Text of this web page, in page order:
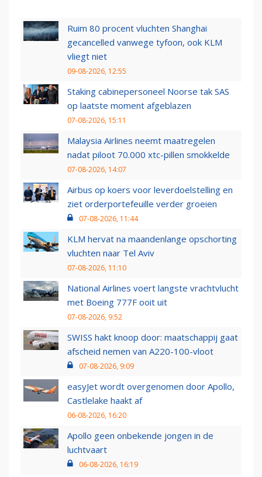
Ruim 80 procent vluchten Shanghai
gecancelled vanwege tyfoon, ook KLM
vliegt niet
09-08-2026, 12:55
Staking cabinepersoneel Noorse tak SAS
op laatste moment afgeblazen
07-08-2026, 15:11
Malaysia Airlines neemt maatregelen
nadat piloot 70.000 xtc-pillen smokkelde
07-08-2026, 14:07
Airbus op koers voor leverdoelstelling en
ziet orderportefeuille verder groeien
07-08-2026, 11:44
KLM hervat na maandenlange opschorting
vluchten naar Tel Aviv
07-08-2026, 11:10
National Airlines voert langste vrachtvlucht
met Boeing 777F ooit uit
07-08-2026, 9:52
SWISS hakt knoop door: maatschappij gaat
afscheid nemen van A220-100-vloot
07-08-2026, 9:09
easyJet wordt overgenomen door Apollo,
Castlelake haakt af
06-08-2026, 16:20
Apollo geen onbekende jongen in de
luchtvaart
06-08-2026, 16:19